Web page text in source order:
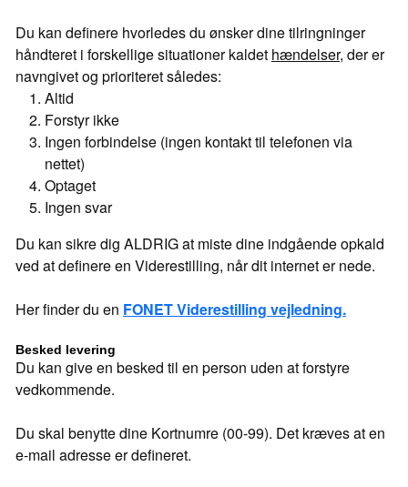
Du kan definere hvorledes du ønsker dine tilringninger
håndteret i forskellige situationer kaldet hændelser, der er
navngivet og prioriteret således:
Altid
Forstyr ikke
Ingen forbindelse (ingen kontakt til telefonen via
nettet)
Optaget
Ingen svar
Du kan sikre dig ALDRIG at miste dine indgående opkald
ved at definere en Viderestilling, når dit internet er nede.
Her finder du en FONET Viderestilling vejledning.
Besked levering
Du kan give en besked til en person uden at forstyre
vedkommende.
Du skal benytte dine Kortnumre (00-99). Det kræves at en
e-mail adresse er defineret.